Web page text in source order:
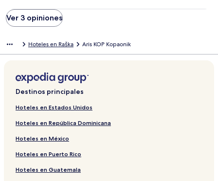
4,000 dinars at one meal for drinks (non alcoholic). The
reception staff was rude about the bill and said it’s only the
drinks from the machine or pitchers but there weren’t any.
looked to see one staff member of Asian decent working very
hard cleaning the floors and keeping the entire hotel clean and
sitting around smoking.
Ver 3 opiniones
Hoteles en Raška Aris KOP Kopaonik
Destinos principales
Hoteles en Estados Unidos
Hoteles en República Dominicana
Hoteles en México
Hoteles en Puerto Rico
Hoteles en Guatemala